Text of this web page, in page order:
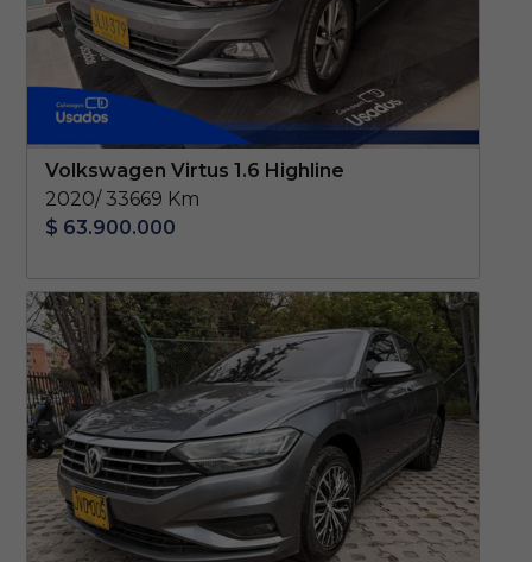
Volkswagen Virtus 1.6 Highline
2020/ 33669 Km
$ 63.900.000